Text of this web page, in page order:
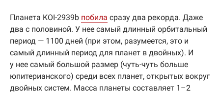
Планета KOI-2939b побила сразу два рекорда. Даже
два с половиной. У нее самый длинный орбитальный
период — 1100 дней (при этом, разумеется, это и
самый длинный период для планет в двойных). И
у нее самый большой размер (чуть-чуть больше
юпитерианского) среди всех планет, открытых вокруг
двойных систем. Масса планеты составляет 1–2